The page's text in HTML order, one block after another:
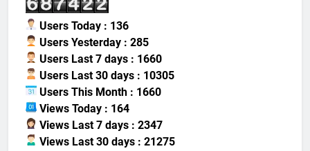
Users Today : 136
Users Yesterday : 285
Users Last 7 days : 1660
Users Last 30 days : 10305
Users This Month : 1660
Views Today : 164
Views Last 7 days : 2347
Views Last 30 days : 21275